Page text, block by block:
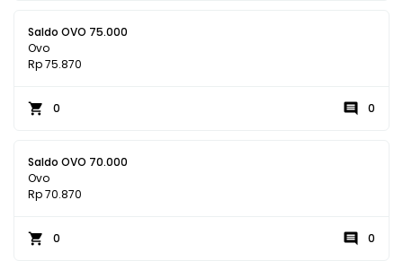
Saldo OVO 75.000
Ovo
Rp 75.870
0 0
Saldo OVO 70.000
Ovo
Rp 70.870
0 0